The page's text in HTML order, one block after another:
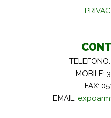
MOBILE:
FAX:
EMAIL: